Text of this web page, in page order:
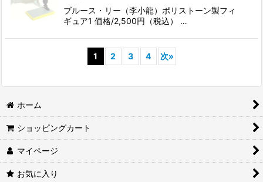
ブルース・リー（李小龍）ポリストーン製フィ
ギュア1 価格/2,500円（税込） …
1 2 3 4 次»
ホーム
ショッピングカート
マイページ
お気に入り